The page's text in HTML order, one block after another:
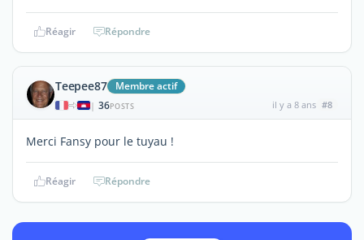
Réagir Répondre
Teepee87 Membre actif
| 36POSTS il y a 8 ans #8
Merci Fansy pour le tuyau !
Réagir Répondre